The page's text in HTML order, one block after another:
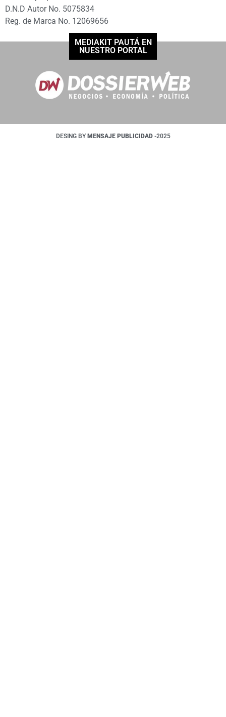
D.N.D Autor No. 5075834
Reg. de Marca No. 12069656
MEDIAKIT PAUTÁ EN
NUESTRO PORTAL
DESING BY MENSAJE PUBLICIDAD -2025